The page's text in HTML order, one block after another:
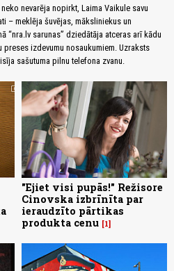
nevarēja nopirkt, Laima Vaikule savu
– meklēja šuvējas, māksliniekus un
“nra.lv sarunas” dziedātāja atceras arī kādu
izdevumu nosaukumiem. Uzraksts
sašutuma pilnu telefona zvanu.
"Ejiet visi pupās!" Režisore
Cinovska izbrīnīta par
ieraudzīto pārtikas
produkta cenu 1